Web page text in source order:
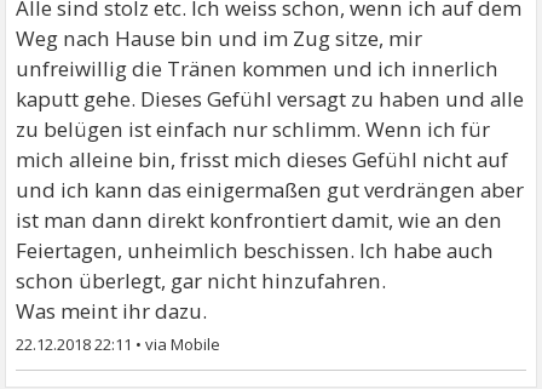
Alle sind stolz etc. Ich weiss schon, wenn ich auf dem
Weg nach Hause bin und im Zug sitze, mir
unfreiwillig die Tränen kommen und ich innerlich
kaputt gehe. Dieses Gefühl versagt zu haben und alle
zu belügen ist einfach nur schlimm. Wenn ich für
mich alleine bin, frisst mich dieses Gefühl nicht auf
und ich kann das einigermaßen gut verdrängen aber
ist man dann direkt konfrontiert damit, wie an den
Feiertagen, unheimlich beschissen. Ich habe auch
schon überlegt, gar nicht hinzufahren.
Was meint ihr dazu.
22.12.2018 22:11 •